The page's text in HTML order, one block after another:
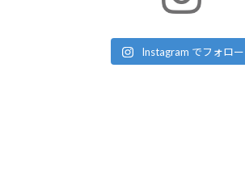
Instagram でフォロー